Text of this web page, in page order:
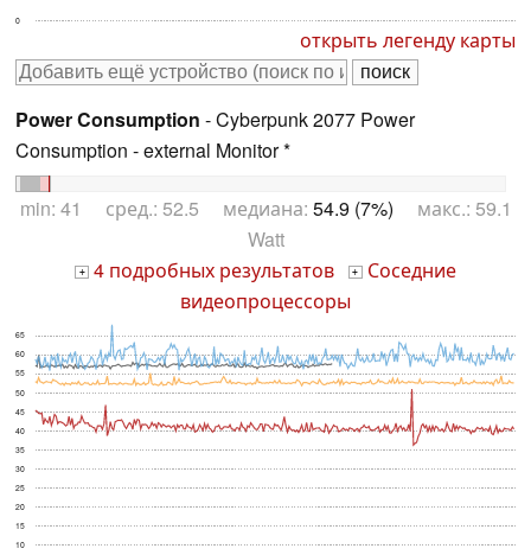
0
открыть легенду карты
Power Consumption - Cyberpunk 2077 Power
Consumption - external Monitor *
min: 41 сред.: 52.5 медиана: 54.9 (7%) макс.: 59.1
Watt
+ 4 подробных результатов + Соседние
видеопроцессоры
10
15
20
25
30
35
40
45
50
55
60
65